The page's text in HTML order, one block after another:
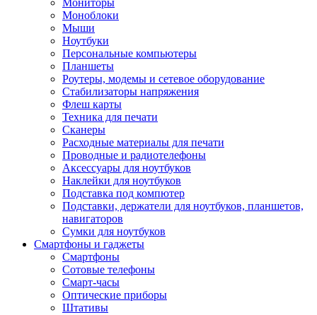
Мониторы
Моноблоки
Мыши
Ноутбуки
Персональные компьютеры
Планшеты
Роутеры, модемы и сетевое оборудование
Стабилизаторы напряжения
Флеш карты
Техника для печати
Сканеры
Расходные материалы для печати
Проводные и радиотелефоны
Аксессуары для ноутбуков
Наклейки для ноутбуков
Подставка под компютер
Подставки, держатели для ноутбуков, планшетов,
навигаторов
Сумки для ноутбуков
Смартфоны и гаджеты
Смартфоны
Сотовые телефоны
Смарт-часы
Оптические приборы
Штативы